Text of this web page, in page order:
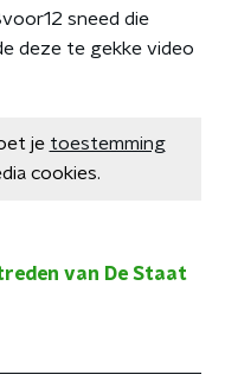
sneed die
deze te gekke video
je toestemming
cookies.
van De Staat